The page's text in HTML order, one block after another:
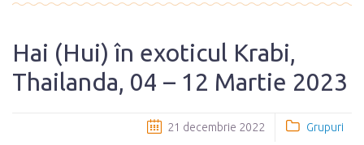
Hai (Hui) în exoticul Krabi,
Thailanda, 04 – 12 Martie 2023
21 decembrie 2022 Grupuri